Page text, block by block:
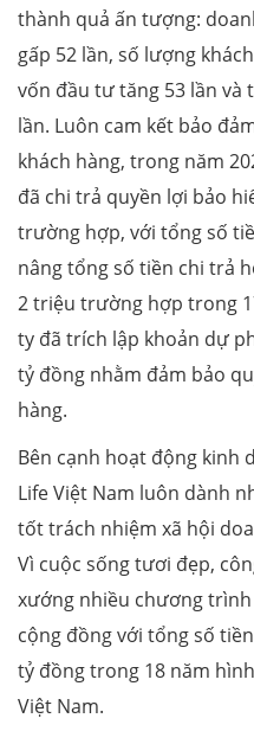
thành quả ấn tượng:
gấp 52 lần, số lượng
vốn đầu tư tăng 53 lần và
lần. Luôn cam kết bảo
khách hàng, trong năm
đã chi trả quyền lợi bảo
trường hợp, với tổng số
nâng tổng số tiền chi trả
2 triệu trường hợp trong
ty đã trích lập khoản dự
tỷ đồng nhằm đảm bảo
hàng.
Bên cạnh hoạt động kinh
Life Việt Nam luôn dành
tốt trách nhiệm xã hội
Vì cuộc sống tươi đẹp,
xướng nhiều chương
cộng đồng với tổng số
tỷ đồng trong 18 năm
Việt Nam.